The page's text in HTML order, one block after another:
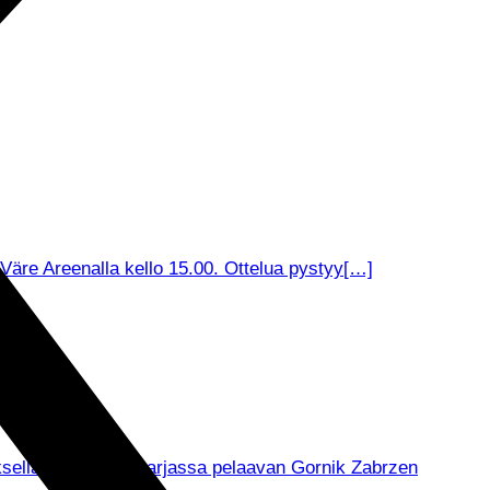
Areenalla kello 15.00. Ottelua pystyy[…]
Puolan pääsarjassa pelaavan Gornik Zabrzen